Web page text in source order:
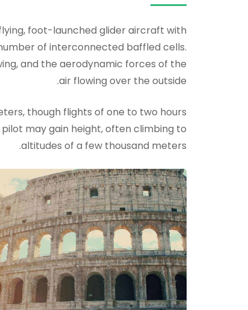
foot-launched glider aircraft with
of interconnected baffled cells.
and the aerodynamic forces of the
air flowing over the outside.
though flights of one to two hours
may gain height, often climbing to
altitudes of a few thousand meters.